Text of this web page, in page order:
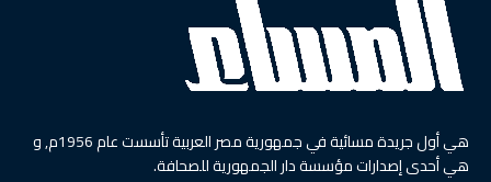
هي أول جريدة مسائية في جمهورية مصر العربية تأسست عام 1956م, و
هي أحدى إصدارات مؤسسة دار الجمهورية للصحافة.